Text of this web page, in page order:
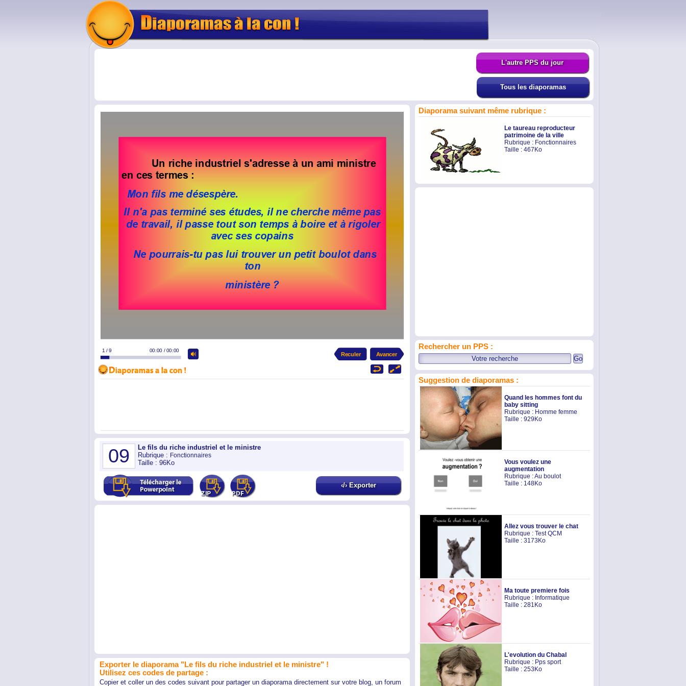
L'autre PPS du jour
Tous les diaporamas
Diaporama suivant même rubrique :
Le taureau reproducteur
patrimoine de la ville
Rubrique : Fonctionnaires
Taille : 467Ko
Rechercher un PPS :
Suggestion de diaporamas :
Quand les hommes font du
baby sitting
Rubrique : Homme femme
Taille : 929Ko
Vous voulez une
augmentation
Rubrique :Au boulot
Taille : 148Ko
Allez vous trouver le chat
Rubrique : Test QCM
Taille : 3173Ko
Ma toute premiere fois
Rubrique : Informatique
Taille : 281Ko
L'evolution du Chabal
Rubrique : Pps sport
Taille : 253Ko
09
Le fils du riche industriel et le ministre
Rubrique : Fonctionnaires
Taille : 96Ko
‹/› Exporter
Exporter le diaporama "Le fils du riche industriel et le ministre" !
Utilisez ces codes de partage :
Copier et coller un des codes suivant pour partager un diaporama directement sur votre blog, un forum